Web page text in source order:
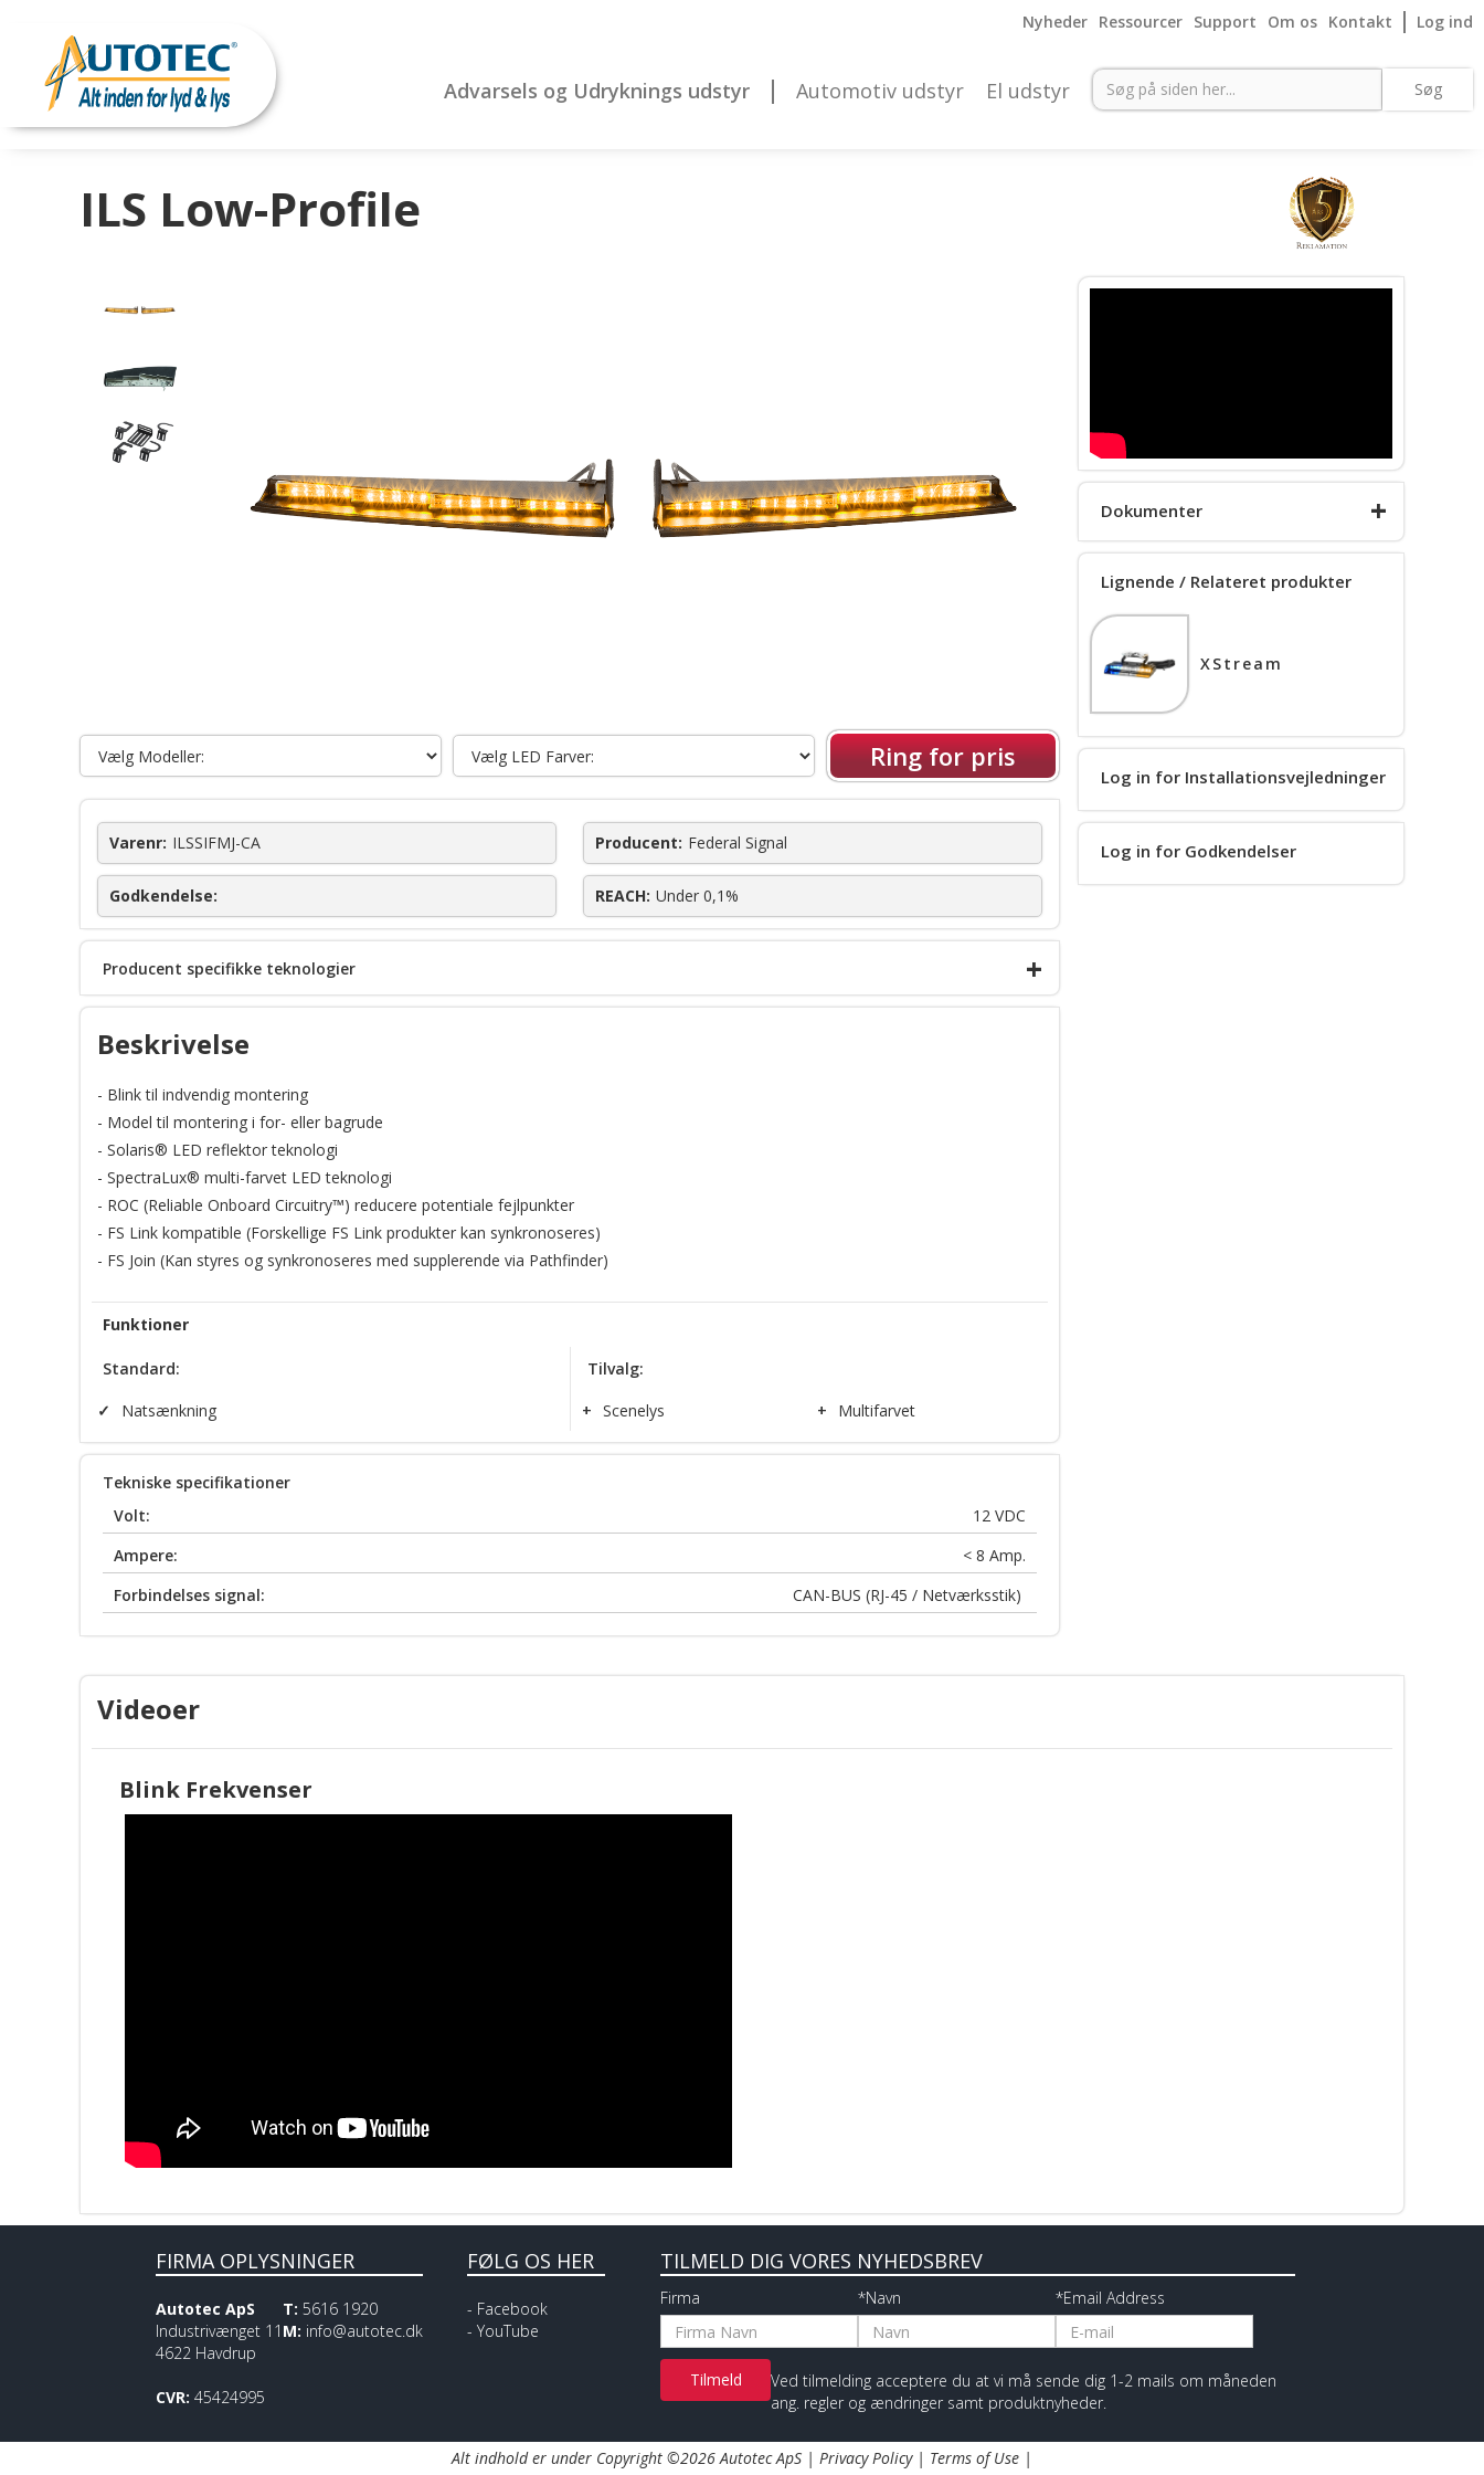
Nyheder Ressourcer Support Om os Kontakt Log ind
Advarsels og Udryknings udstyr Automotiv udstyr El udstyr
ILS Low-Profile
Ring for pris
Dokumenter +
Produkt info
Lignende / Relateret produkter
XStream
Log in for Installationsvejledninger
Log in for Godkendelser
Varenr: ILSSIFMJ-CA Producent: Federal Signal
Godkendelse: REACH: Under 0,1%
Producent specifikke teknologier +
SpectraLux® LED technology
Beskrivelse
- Blink til indvendig montering
- Model til montering i for- eller bagrude
- Solaris® LED reflektor teknologi
- SpectraLux® multi-farvet LED teknologi
- ROC (Reliable Onboard Circuitry™) reducere potentiale fejlpunkter
- FS Link kompatible (Forskellige FS Link produkter kan synkronoseres)
- FS Join (Kan styres og synkronoseres med supplerende via Pathfinder)
Funktioner
Standard:
✓
Natsænkning
Tilvalg:
+ Scenelys + Multifarvet
Tekniske specifikationer
Volt:
12 VDC
Ampere:
< 8 Amp.
Forbindelses signal:
CAN-BUS (RJ-45 / Netværksstik)
Videoer
Blink Frekvenser
FIRMA OPLYSNINGER
Autotec ApS
Industrivænget 11
4622 Havdrup
CVR: 45424995
T: 5616 1920
M: info@autotec.dk
FØLG OS HER
- Facebook
- YouTube
TILMELD DIG VORES NYHEDSBREV
Firma *Navn *Email Address
Ved tilmelding acceptere du at vi må sende dig 1-2 mails om måneden
ang. regler og ændringer samt produktnyheder.
Alt indhold er under Copyright ©2026 Autotec ApS | Privacy Policy| Terms of Use |